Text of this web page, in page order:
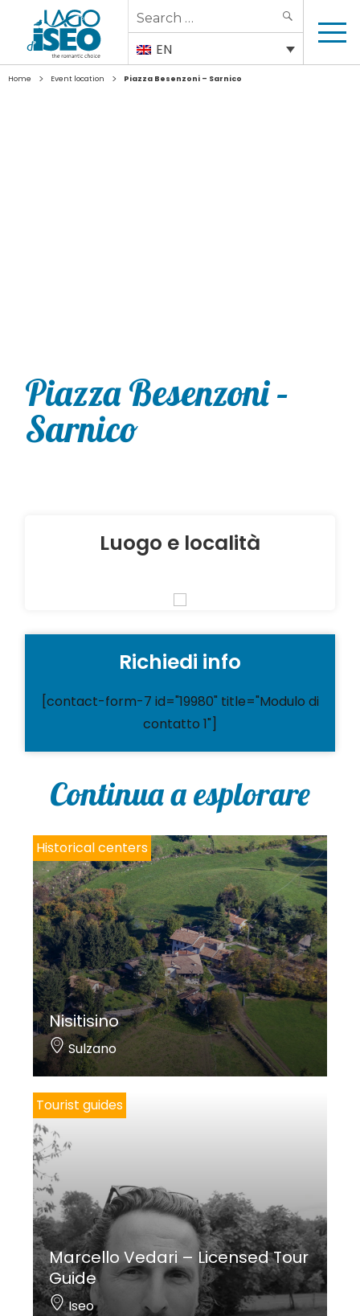
Search
for:
EN
Home > Event location > Piazza Besenzoni – Sarnico
Piazza Besenzoni –
Sarnico
Luogo e località
Richiedi info
[contact-form-7 id="19980" title="Modulo di
contatto 1"]
Continua a esplorare
Historical centers
Nisitisino
Sulzano
Tourist guides
Marcello Vedari – Licensed Tour
Guide
Iseo